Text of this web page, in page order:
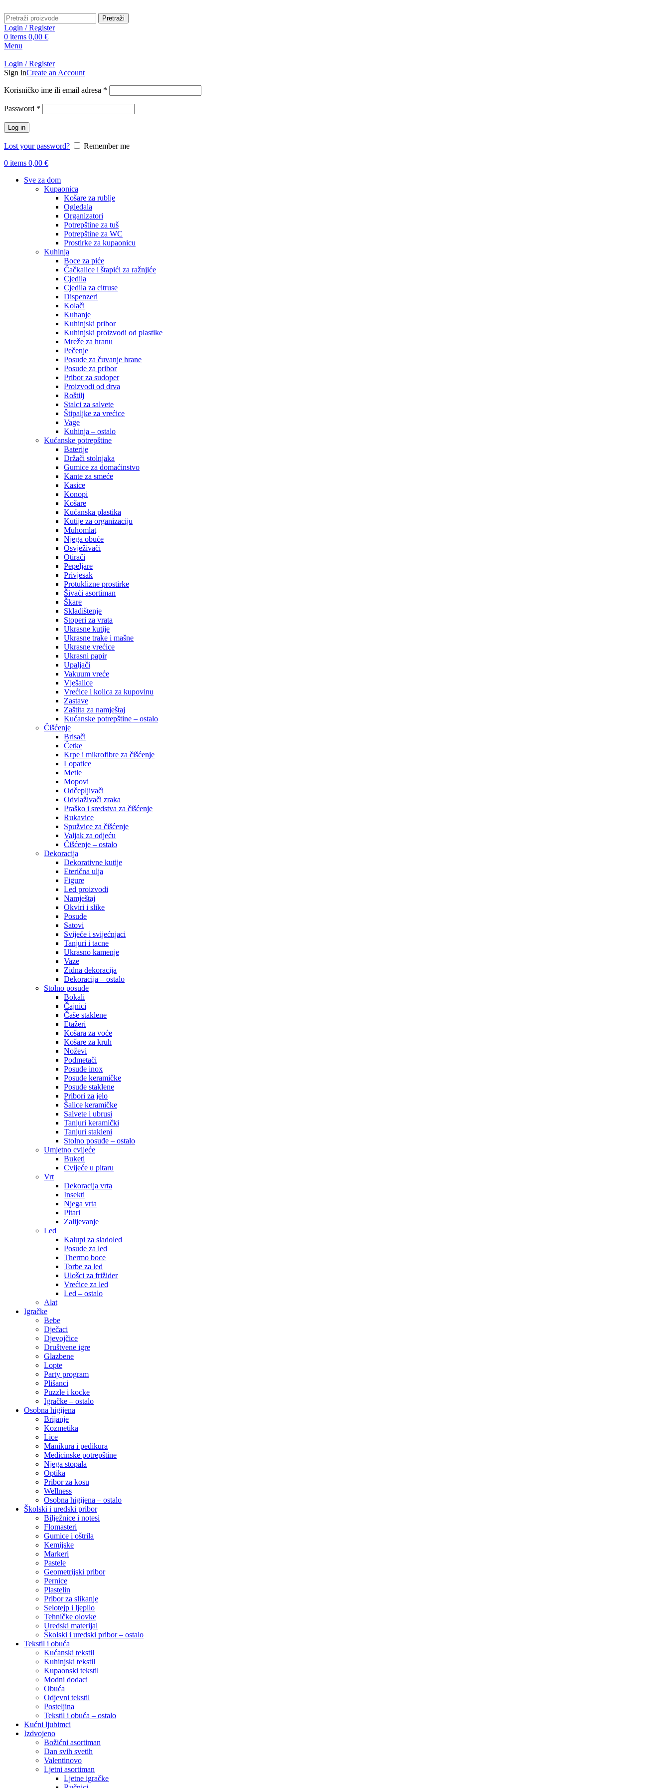
Pretraži
Login / Register
0 items 0,00 €
Menu
Login / Register
Sign inCreate an Account
Korisničko ime ili email adresa *
Password *
Log in
Lost your password?
Remember me
0 items 0,00 €
Sve za dom
Kupaonica
Košare za rublje
Ogledala
Organizatori
Potrepštine za tuš
Potrepštine za WC
Prostirke za kupaonicu
Kuhinja
Boce za piće
Čačkalice i štapići za ražnjiće
Cjedila
Cjedila za citruse
Dispenzeri
Kolači
Kuhanje
Kuhinjski pribor
Kuhinjski proizvodi od plastike
Mreže za hranu
Pečenje
Posude za čuvanje hrane
Posude za pribor
Pribor za sudoper
Proizvodi od drva
Roštilj
Stalci za salvete
Štipaljke za vrećice
Vage
Kuhinja – ostalo
Kućanske potrepštine
Baterije
Držači stolnjaka
Gumice za domaćinstvo
Kante za smeće
Kasice
Konopi
Košare
Kućanska plastika
Kutije za organizaciju
Muhomlat
Njega obuće
Osvježivači
Otirači
Pepeljare
Privjesak
Protuklizne prostirke
Šivaći asortiman
Škare
Skladištenje
Stoperi za vrata
Ukrasne kutije
Ukrasne trake i mašne
Ukrasne vrećice
Ukrasni papir
Upaljači
Vakuum vreće
Vješalice
Vrećice i kolica za kupovinu
Zastave
Zaštita za namještaj
Kućanske potrepštine – ostalo
Čišćenje
Brisači
Četke
Krpe i mikrofibre za čišćenje
Lopatice
Metle
Mopovi
Odčepljivači
Odvlaživači zraka
Praško i sredstva za čišćenje
Rukavice
Spužvice za čišćenje
Valjak za odjeću
Čišćenje – ostalo
Dekoracija
Dekorativne kutije
Eterična ulja
Figure
Led proizvodi
Namještaj
Okviri i slike
Posude
Satovi
Svijeće i svijećnjaci
Tanjuri i tacne
Ukrasno kamenje
Vaze
Zidna dekoracija
Dekoracija – ostalo
Stolno posuđe
Bokali
Čajnici
Čaše staklene
Etažeri
Košara za voće
Košare za kruh
Noževi
Podmetači
Posude inox
Posude keramičke
Posude staklene
Pribori za jelo
Šalice keramičke
Salvete i ubrusi
Tanjuri keramički
Tanjuri stakleni
Stolno posuđe – ostalo
Umjetno cvijeće
Buketi
Cvijeće u pitaru
Vrt
Dekoracija vrta
Insekti
Njega vrta
Pitari
Zalijevanje
Led
Kalupi za sladoled
Posude za led
Thermo boce
Torbe za led
Ulošci za frižider
Vrećice za led
Led – ostalo
Alat
Igračke
Bebe
Dječaci
Djevojčice
Društvene igre
Glazbene
Lopte
Party program
Plišanci
Puzzle i kocke
Igračke – ostalo
Osobna higijena
Brijanje
Kozmetika
Lice
Manikura i pedikura
Medicinske potrepštine
Njega stopala
Optika
Pribor za kosu
Wellness
Osobna higijena – ostalo
Školski i uredski pribor
Bilježnice i notesi
Flomasteri
Gumice i oštrila
Kemijske
Markeri
Pastele
Geometrijski pribor
Pernice
Plastelin
Pribor za slikanje
Selotejp i ljepilo
Tehničke olovke
Uredski materijal
Školski i uredski pribor – ostalo
Tekstil i obuća
Kućanski tekstil
Kuhinjski tekstil
Kupaonski tekstil
Modni dodaci
Obuća
Odjevni tekstil
Posteljina
Tekstil i obuća – ostalo
Kućni ljubimci
Izdvojeno
Božićni asortiman
Dan svih svetih
Valentinovo
Ljetni asortiman
Ljetne igračke